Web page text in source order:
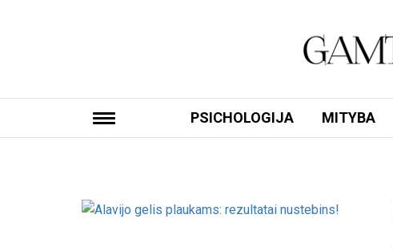
PSICHOLOGIJA MITYBA